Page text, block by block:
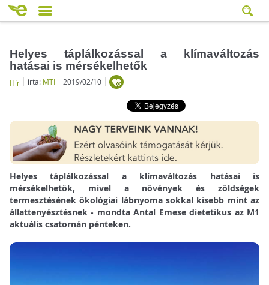
Helyes táplálkozással a klímaváltozás
hatásai is mérsékelhetők
Hír írta: MTI 2019/02/10
Helyes táplálkozással a klímaváltozás hatásai is
mérsékelhetők, mivel a növények és zöldségek
termesztésének ökológiai lábnyoma sokkal kisebb mint az
állattenyésztésnek - mondta Antal Emese dietetikus az M1
aktuális csatornán pénteken.